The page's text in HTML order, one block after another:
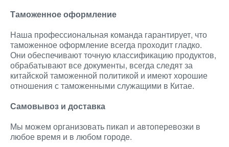
Таможенное оформление
Наша профессиональная команда гарантирует, что
таможенное оформление всегда проходит гладко.
Они обеспечивают точную классификацию продуктов,
обрабатывают все документы, всегда следят за
китайской таможенной политикой и имеют хорошие
отношения с таможенными служащими в Китае.
Самовывоз и доставка
Мы можем организовать пикап и автоперевозки в
любое время и в любом городе.